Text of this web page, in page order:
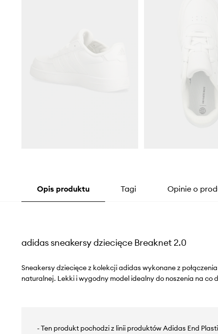
Opis produktu Tagi Opinie o
adidas sneakersy dziecięce Breaknet 2.0
Sneakersy dziecięce z kolekcji adidas wykonane z
naturalnej. Lekki i wygodny model idealny do noszenia na co
- Ten produkt pochodzi z linii produktów Adidas End